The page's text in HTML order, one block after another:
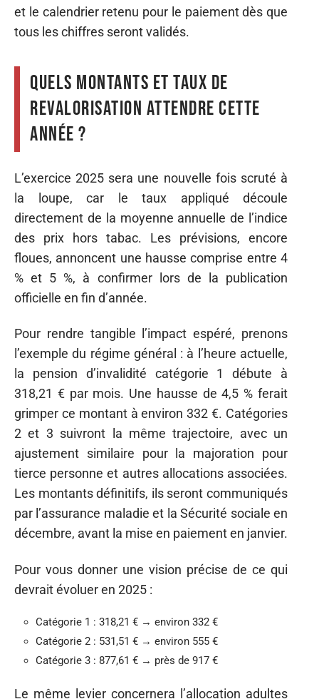
et le calendrier retenu pour le paiement dès que
tous les chiffres seront validés.
Quels montants et taux de
revalorisation attendre cette
année ?
L’exercice 2025 sera une nouvelle fois scruté à
la loupe, car le taux appliqué découle
directement de la moyenne annuelle de l’indice
des prix hors tabac. Les prévisions, encore
floues, annoncent une hausse comprise entre 4
% et 5 %, à confirmer lors de la publication
officielle en fin d’année.
Pour rendre tangible l’impact espéré, prenons
l’exemple du régime général : à l’heure actuelle,
la pension d’invalidité catégorie 1 débute à
318,21 € par mois. Une hausse de 4,5 % ferait
grimper ce montant à environ 332 €. Catégories
2 et 3 suivront la même trajectoire, avec un
ajustement similaire pour la majoration pour
tierce personne et autres allocations associées.
Les montants définitifs, ils seront communiqués
par l’assurance maladie et la Sécurité sociale en
décembre, avant la mise en paiement en janvier.
Pour vous donner une vision précise de ce qui
devrait évoluer en 2025 :
Catégorie 1 : 318,21 € → environ 332 €
Catégorie 2 : 531,51 € → environ 555 €
Catégorie 3 : 877,61 € → près de 917 €
Le même levier concernera l’allocation adultes